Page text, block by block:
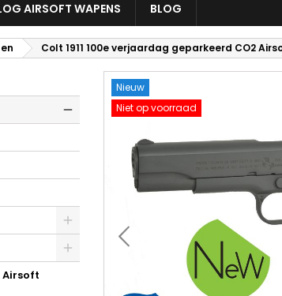
AIRSOFT WAPENS BLOG
Colt 1911 100e verjaardag geparkeerd CO2
Toggle
Airsoft
Nieuw
Niet op voorraad